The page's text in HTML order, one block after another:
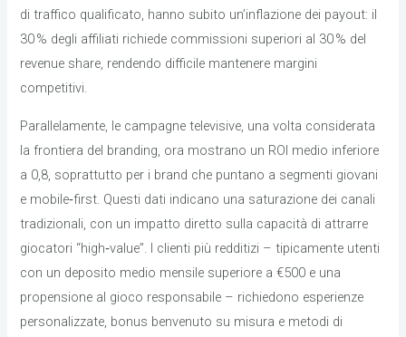
di traffico qualificato, hanno subito un’inflazione dei payout: il
30 % degli affiliati richiede commissioni superiori al 30 % del
revenue share, rendendo difficile mantenere margini
competitivi.
Parallelamente, le campagne televisive, una volta considerata
la frontiera del branding, ora mostrano un ROI medio inferiore
a 0,8, soprattutto per i brand che puntano a segmenti giovani
e mobile‑first. Questi dati indicano una saturazione dei canali
tradizionali, con un impatto diretto sulla capacità di attrarre
giocatori “high‑value”. I clienti più redditizi – tipicamente utenti
con un deposito medio mensile superiore a €500 e una
propensione al gioco responsabile – richiedono esperienze
personalizzate, bonus benvenuto su misura e metodi di